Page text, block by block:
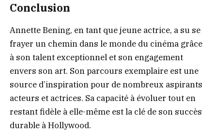
Conclusion
Annette Bening, en tant que jeune actrice, a su se
frayer un chemin dans le monde du cinéma grâce
à son talent exceptionnel et son engagement
envers son art. Son parcours exemplaire est une
source d’inspiration pour de nombreux aspirants
acteurs et actrices. Sa capacité à évoluer tout en
restant fidèle à elle-même est la clé de son succès
durable à Hollywood.